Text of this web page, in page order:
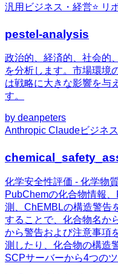
汎用 ビジネス・経営⭐ リ
pestel-analysis
政治的、経済的、社会的
を分析します。市場環境
は戦略に大きな影響を与
す。
by deanpeters
Anthropic Claudeビジネ
化学安全性評価 - 化学物
PubChemの化合物情報
測、ChEMBLの構造警告
することで、化合物名か
から警告および注意事項
測したり、化合物の構造
SCPサーバーから4つの